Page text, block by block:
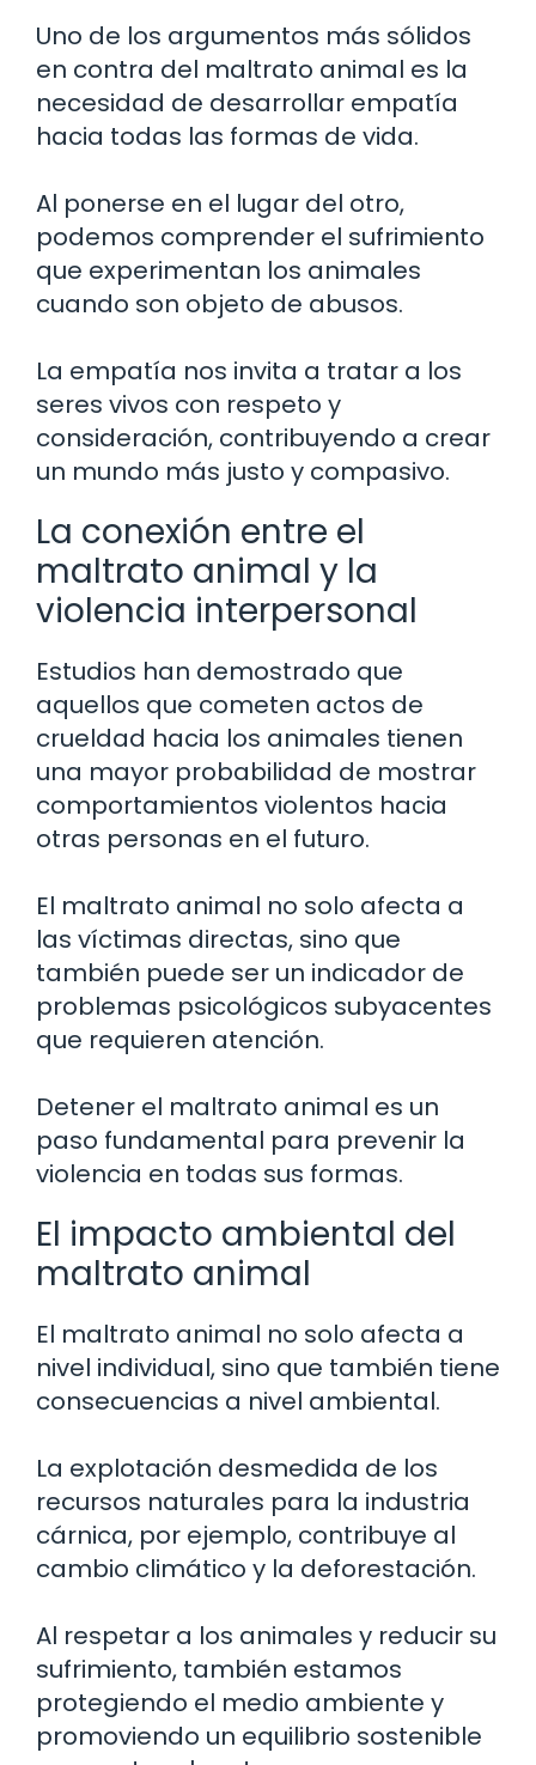
Uno de los argumentos más sólidos
en contra del maltrato animal es la
necesidad de desarrollar empatía
hacia todas las formas de vida.
Al ponerse en el lugar del otro,
podemos comprender el sufrimiento
que experimentan los animales
cuando son objeto de abusos.
La empatía nos invita a tratar a los
seres vivos con respeto y
consideración, contribuyendo a crear
un mundo más justo y compasivo.
La conexión entre el
maltrato animal y la
violencia interpersonal
Estudios han demostrado que
aquellos que cometen actos de
crueldad hacia los animales tienen
una mayor probabilidad de mostrar
comportamientos violentos hacia
otras personas en el futuro.
El maltrato animal no solo afecta a
las víctimas directas, sino que
también puede ser un indicador de
problemas psicológicos subyacentes
que requieren atención.
Detener el maltrato animal es un
paso fundamental para prevenir la
violencia en todas sus formas.
El impacto ambiental del
maltrato animal
El maltrato animal no solo afecta a
nivel individual, sino que también tiene
consecuencias a nivel ambiental.
La explotación desmedida de los
recursos naturales para la industria
cárnica, por ejemplo, contribuye al
cambio climático y la deforestación.
Al respetar a los animales y reducir su
sufrimiento, también estamos
protegiendo el medio ambiente y
promoviendo un equilibrio sostenible